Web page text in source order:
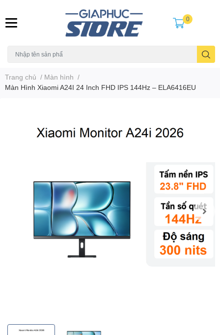
0
Trang chủ / Màn hình /
Màn Hình Xiaomi A24I 24 Inch FHD IPS 144Hz – ELA6416EU